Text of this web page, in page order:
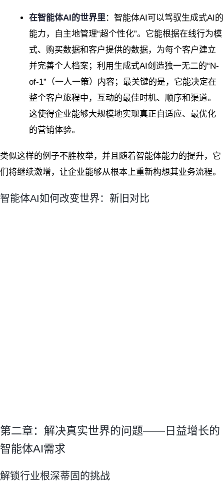
在智能体AI的世界里 ：智能体AI可以驾驭生成式AI的
能力，自主地管理“超个性化”。它能根据在线行为模
式、购买数据和客户提供的数据，为每个客户建立
并完善个人档案；利用生成式AI创造独一无二的“N-
of-1”（一人一策）内容；最关键的是，它能决定在
整个客户旅程中，互动的最佳时机、顺序和渠道。
这使得企业能够大规模地实现真正自适应、最优化
的营销体验。
类似这样的例子不胜枚举，并且随着智能体能力的提升，它
们将继续激增，让企业能够从根本上重新构想其业务流程。
智能体AI如何改变世界：新旧对比
第二章：解决真实世界的问题——日益增长的
智能体AI需求
解锁行业根深蒂固的挑战